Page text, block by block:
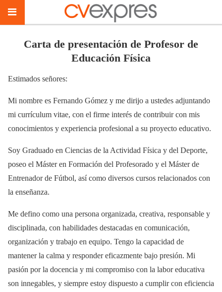
Carta de presentación de Profesor de
Educación Física
Estimados señores:
Mi nombre es Fernando Gómez y me dirijo a ustedes adjuntando
mi currículum vitae, con el firme interés de contribuir con mis
conocimientos y experiencia profesional a su proyecto educativo.
Soy Graduado en Ciencias de la Actividad Física y del Deporte,
poseo el Máster en Formación del Profesorado y el Máster de
Entrenador de Fútbol, así como diversos cursos relacionados con
la enseñanza.
Me defino como una persona organizada, creativa, responsable y
disciplinada, con habilidades destacadas en comunicación,
organización y trabajo en equipo. Tengo la capacidad de
mantener la calma y responder eficazmente bajo presión. Mi
pasión por la docencia y mi compromiso con la labor educativa
son innegables, y siempre estoy dispuesto a cumplir con eficiencia